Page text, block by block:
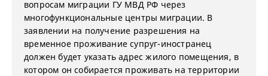
вопросам миграции ГУ МВД РФ через
многофункциональные центры миграции. В
заявлении на получение разрешения на
временное проживание супруг-иностранец
должен будет указать адрес жилого помещения, в
котором он собирается проживать на территории